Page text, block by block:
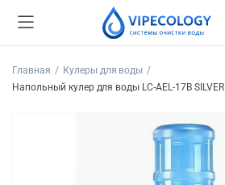
Главная
Кулеры для воды
Напольный кулер для воды LC-AEL-17B SILVER